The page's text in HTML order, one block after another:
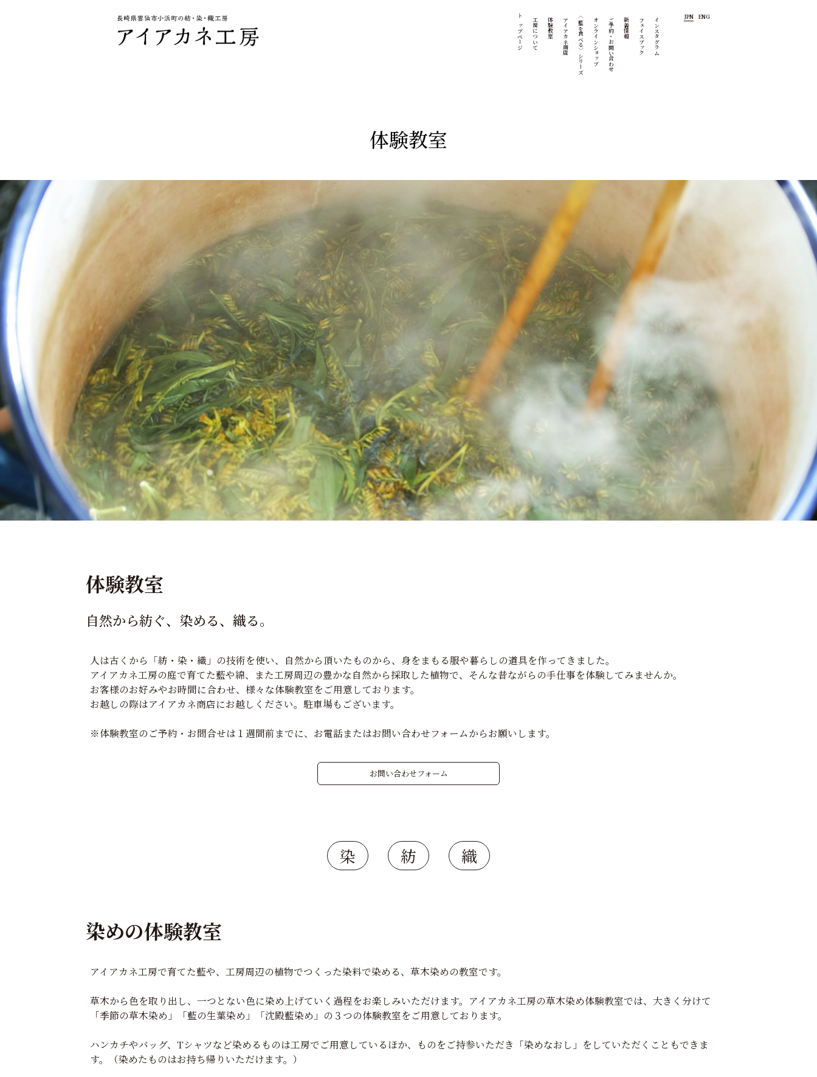
トップページ 工房について 体験教室 アイアカネ商店 〈藍を食べる〉シリーズ オンラインショップ ご予約・お問い合わせ 新着情報 フェイスブック インスタグラム
JPN ENG
体験教室
体験教室
自然から紡ぐ、染める、織る。
人は古くから「紡・染・織」の技術を使い、自然から頂いたものから、身をまもる服や暮らしの道具を作ってきました。
アイアカネ工房の庭で育てた藍や綿、また工房周辺の豊かな自然から採取した植物で、そんな昔ながらの手仕事を体験してみませんか。
お客様のお好みやお時間に合わせ、様々な体験教室をご用意しております。
お越しの際はアイアカネ商店にお越しください。駐車場もございます。
※体験教室のご予約・お問合せは１週間前までに、お電話またはお問い合わせフォームからお願いします。
お問い合わせフォーム
染 紡 織
染めの体験教室
アイアカネ工房で育てた藍や、工房周辺の植物でつくった染料で染める、草木染めの教室です。
草木から色を取り出し、一つとない色に染め上げていく過程をお楽しみいただけます。アイアカネ工房の草木染め体験教室では、大きく分けて
「季節の草木染め」「藍の生葉染め」「沈殿藍染め」の３つの体験教室をご用意しております。
ハンカチやバッグ、Tシャツなど染めるものは工房でご用意しているほか、ものをご持参いただき「染めなおし」をしていただくこともできま
す。（染めたものはお持ち帰りいただけます。）